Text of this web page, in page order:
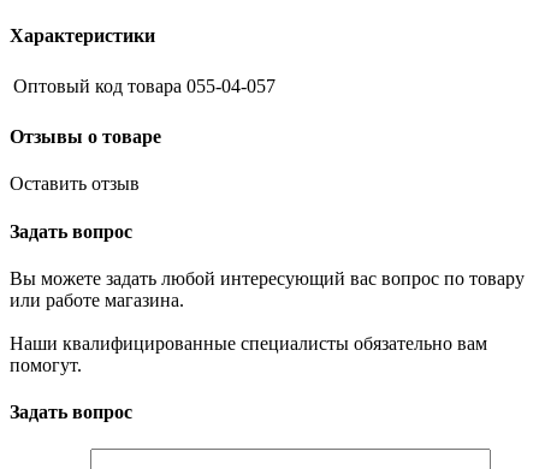
Характеристики
Оптовый код товара 055-04-057
Отзывы о товаре
Оставить отзыв
Задать вопрос
Вы можете задать любой интересующий вас вопрос по товару
или работе магазина.
Наши квалифицированные специалисты обязательно вам
помогут.
Задать вопрос